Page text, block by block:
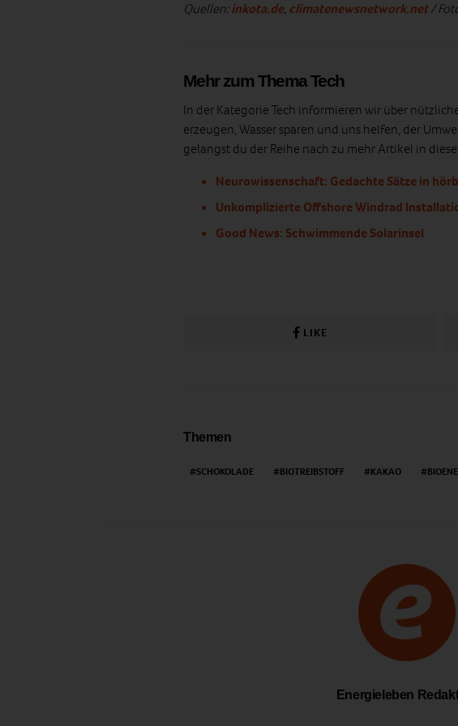
Quellen:inkota.de,climatenewsnetwork.net/
Mehr zum Thema Tech
In der Kategorie Tech informieren wir über
erzeugen, Wasser sparen und uns helfen, der
gelangst du der Reihe nach zu mehr Artikel in
Neurowissenschaft: Gedachte Sätze in
Unkomplizierte Offshore Windrad
Good News: Schwimmende Solarinsel
LIKE
Themen
SCHOKOLADE BIOTREIBSTOFF KAKAO
Energieleben